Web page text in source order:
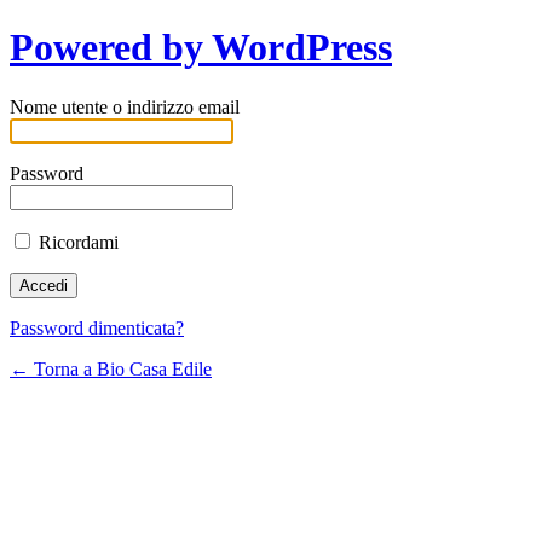
Powered by WordPress
Nome utente o indirizzo email
Password
Ricordami
Password dimenticata?
← Torna a Bio Casa Edile